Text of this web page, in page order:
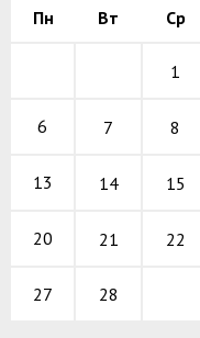
Пн Вт Ср
1
6 7 8
13 14 15
20 21 22
27 28